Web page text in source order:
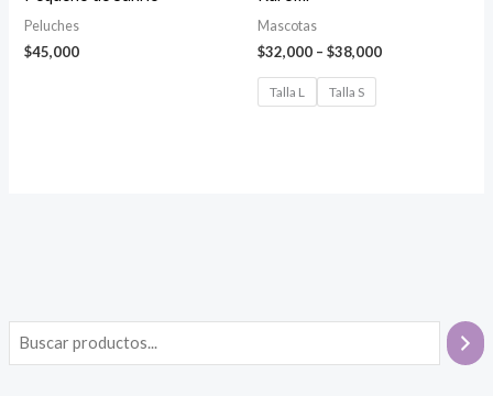
Peluches
$45,000
Mascotas
$32,000 – $38,000Price
Talla L Talla S